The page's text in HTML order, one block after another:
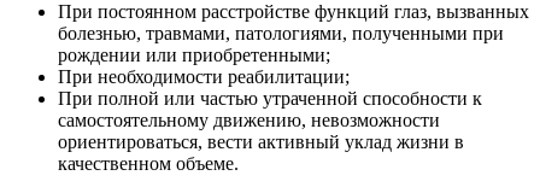
При постоянном расстройстве функций глаз, вызванных
болезнью, травмами, патологиями, полученными при
рождении или приобретенными;
При необходимости реабилитации;
При полной или частью утраченной способности к
самостоятельному движению, невозможности
ориентироваться, вести активный уклад жизни в
качественном объеме.